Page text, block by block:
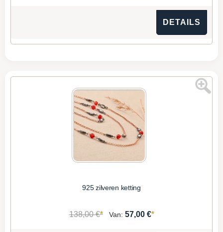
DETAILS
925 zilveren ketting
138,00 €* Van: 57,00 €*